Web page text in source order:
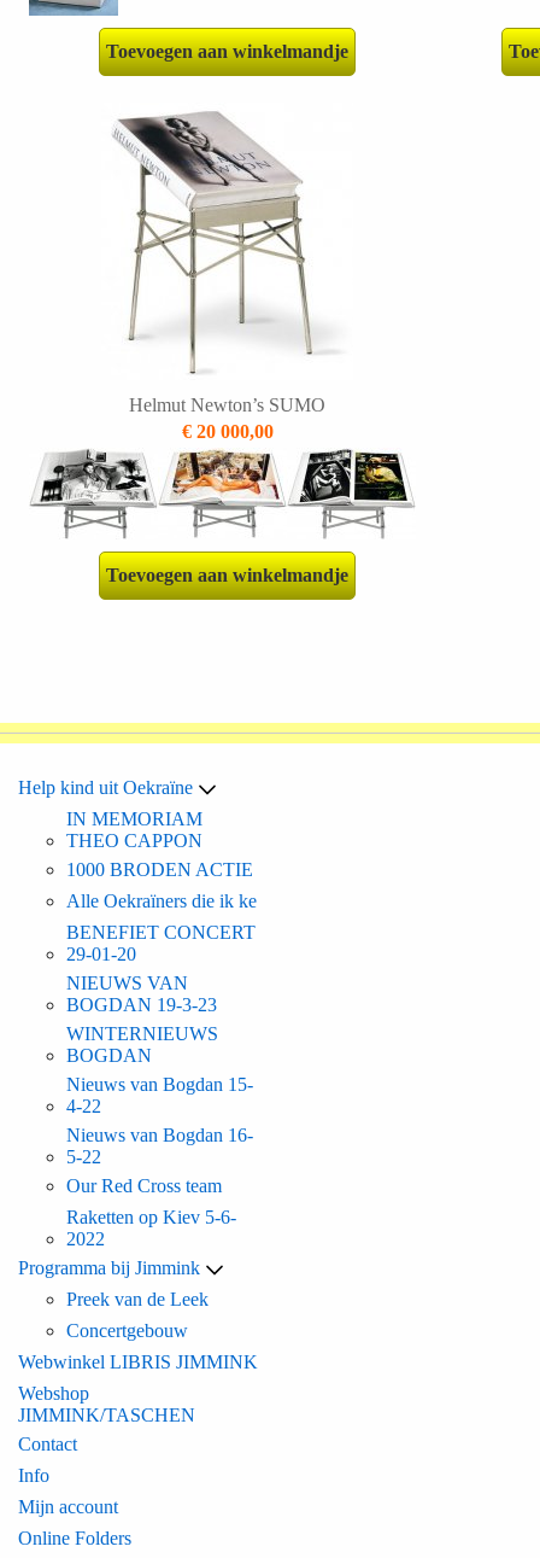
Toevoegen aan winkelmandje
Helmut Newton’s SUMO
€ 20 000,00
Toevoegen aan winkelmandje
Help kind uit Oekraïne
IN MEMORIAM
THEO CAPPON
1000 BRODEN ACTIE
Alle Oekraïners die ik ke
BENEFIET CONCERT
29-01-20
NIEUWS VAN
BOGDAN 19-3-23
WINTERNIEUWS
BOGDAN
Nieuws van Bogdan 15-
4-22
Nieuws van Bogdan 16-
5-22
Our Red Cross team
Raketten op Kiev 5-6-
2022
Programma bij Jimmink
Preek van de Leek
Concertgebouw
Webwinkel LIBRIS JIMMINK
Webshop
JIMMINK/TASCHEN
Contact
Info
Mijn account
Online Folders